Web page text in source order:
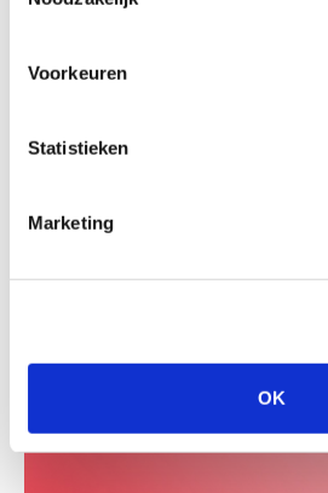
Voorkeuren
Statistieken
Marketing
OK
EUROLENS® EN
MARRAKEZ® |